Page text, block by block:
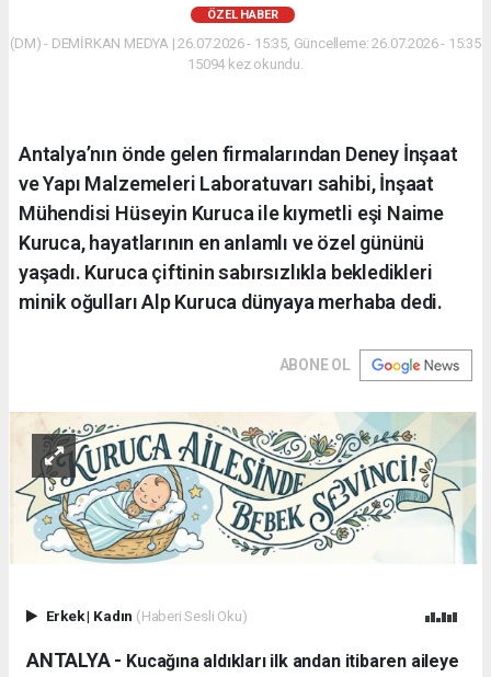
ÖZEL HABER
(DM) - DEMİRKAN MEDYA | 26.07.2026 - 15:35, Güncelleme: 26.07.2026 - 15:35
15094 kez okundu.
Antalya’nın önde gelen firmalarından Deney İnşaat
ve Yapı Malzemeleri Laboratuvarı sahibi, İnşaat
Mühendisi Hüseyin Kuruca ile kıymetli eşi Naime
Kuruca, hayatlarının en anlamlı ve özel gününü
yaşadı. Kuruca çiftinin sabırsızlıkla bekledikleri
minik oğulları Alp Kuruca dünyaya merhaba dedi.
ABONE OL
Erkek| Kadın (Haberi Sesli Oku)
ANTALYA - ​ Kucağına aldıkları ilk andan itibaren aileye